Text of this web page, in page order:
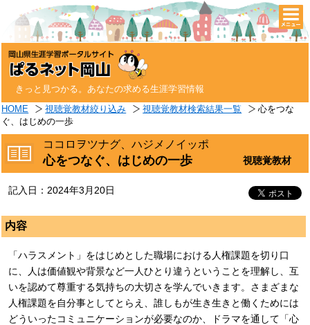
きっと見つかる。あなたの求める生涯学習情報
HOME 視聴覚教材絞り込み 視聴覚教材検索結果一覧
心をつな
ぐ、はじめの一歩
ココロヲツナグ、ハジメノイッポ
心をつなぐ、はじめの一歩 視聴覚教材
記入日：2024年3月20日
内容
「ハラスメント」をはじめとした職場における人権課題を切り口
に、人は価値観や背景など一人ひとり違うということを理解し、互
いを認めて尊重する気持ちの大切さを学んでいきます。さまざまな
人権課題を自分事としてとらえ、誰しもが生き生きと働くためには
どういったコミュニケーションが必要なのか、ドラマを通して「心